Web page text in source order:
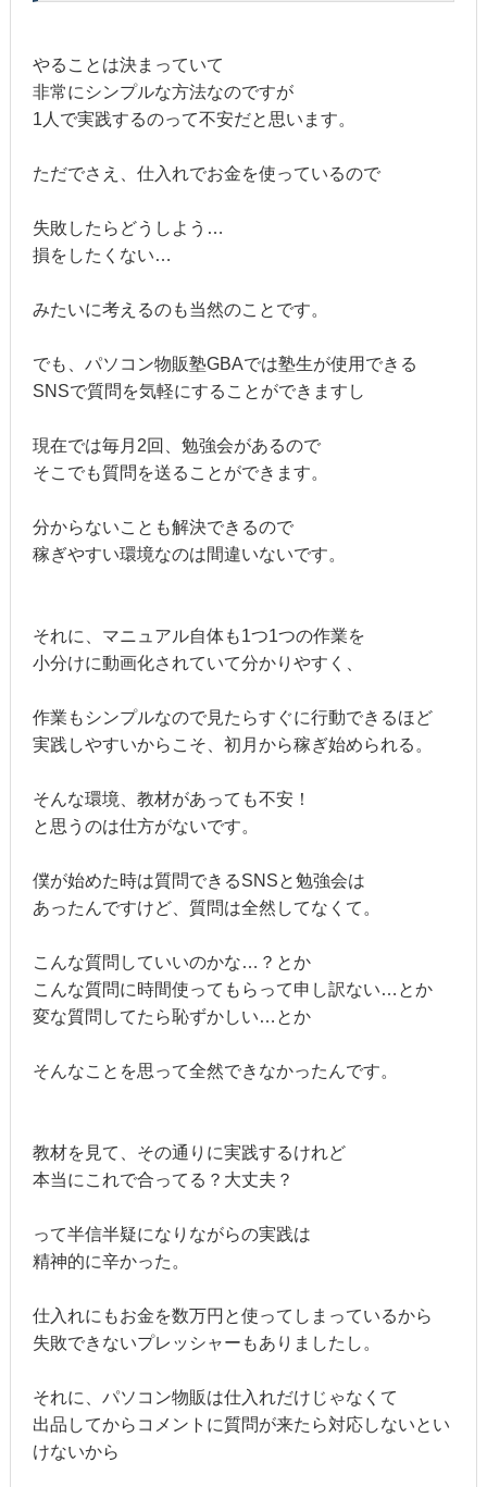
やることは決まっていて
非常にシンプルな方法なのですが
1人で実践するのって不安だと思います。
ただでさえ、仕入れでお金を使っているので
失敗したらどうしよう…
損をしたくない…
みたいに考えるのも当然のことです。
でも、パソコン物販塾GBAでは塾生が使用できる
SNSで質問を気軽にすることができますし
現在では毎月2回、勉強会があるので
そこでも質問を送ることができます。
分からないことも解決できるので
稼ぎやすい環境なのは間違いないです。
それに、マニュアル自体も1つ1つの作業を
小分けに動画化されていて分かりやすく、
作業もシンプルなので見たらすぐに行動できるほど
実践しやすいからこそ、初月から稼ぎ始められる。
そんな環境、教材があっても不安！
と思うのは仕方がないです。
僕が始めた時は質問できるSNSと勉強会は
あったんですけど、質問は全然してなくて。
こんな質問していいのかな…？とか
こんな質問に時間使ってもらって申し訳ない…とか
変な質問してたら恥ずかしい…とか
そんなことを思って全然できなかったんです。
教材を見て、その通りに実践するけれど
本当にこれで合ってる？大丈夫？
って半信半疑になりながらの実践は
精神的に辛かった。
仕入れにもお金を数万円と使ってしまっているから
失敗できないプレッシャーもありましたし。
それに、パソコン物販は仕入れだけじゃなくて
出品してからコメントに質問が来たら対応しないとい
けないから